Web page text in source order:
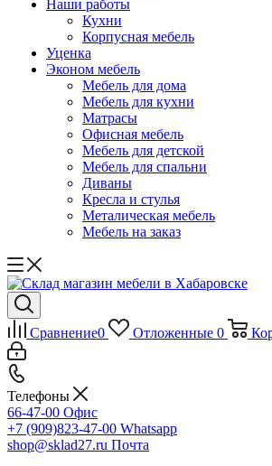
Наши работы
Кухни
Корпусная мебель
Уценка
Эконом мебель
Мебель для дома
Мебель для кухни
Матрасы
Офисная мебель
Мебель для детской
Мебель для спальни
Диваны
Кресла и стулья
Металическая мебель
Мебель на заказ
Сравнение0 Отложенные 0
Телефоны
66-47-00 Офис
+7 (909)823-47-00 Whatsapp
shop@sklad27.ru Почта